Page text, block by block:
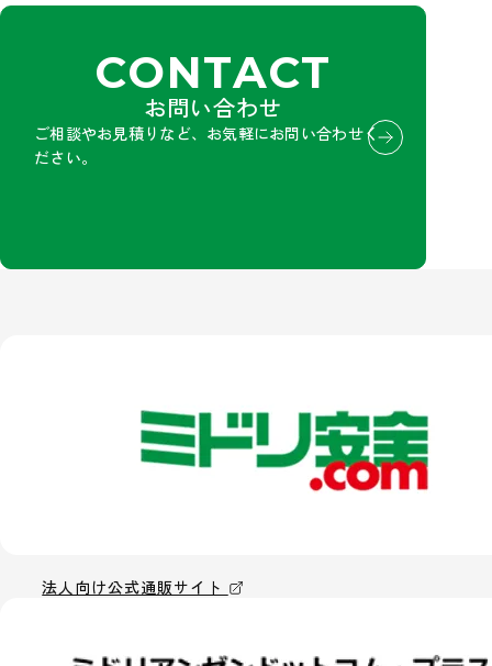
CONTACT
お問い合わせ
ご相談やお見積りなど、お気軽にお問い合わせく
ださい。
法人向け公式通販サイト